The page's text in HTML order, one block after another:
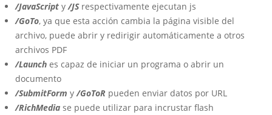
/JavaScript y/JSrespectivamente ejecutan js
/GoTo, ya que esta acción cambia la página visible del
archivo, puede abrir y redirigir automáticamente a otros
archivos PDF
/Launch es capaz de iniciar un programa o abrir un
documento
/SubmitForm y/GoToR pueden enviar datos por URL
/RichMedia se puede utilizar para incrustar flash